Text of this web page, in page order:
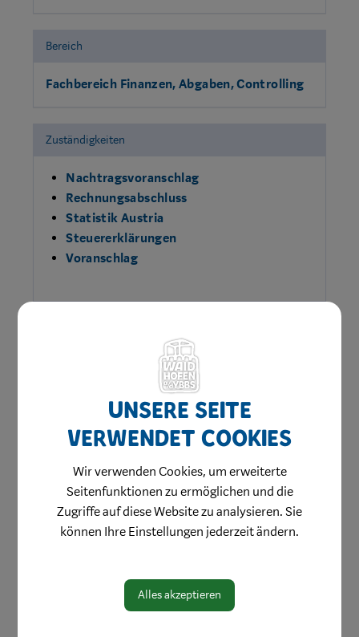
Bereich
Fachbereich Finanzen, Abgaben, Controlling
Zuständigkeiten
Nachtragsvoranschlag
Rechnungsabschluss
Statistik Austria
Steuererklärungen
Voranschlag
Amtswege
Online Formulare
Unsere Seite
verwendet Cookies
Wir verwenden Cookies, um erweiterte
Seitenfunktionen zu ermöglichen und die
Zugriffe auf diese Website zu analysieren. Sie
können Ihre Einstellungen jederzeit ändern.
Alles akzeptieren